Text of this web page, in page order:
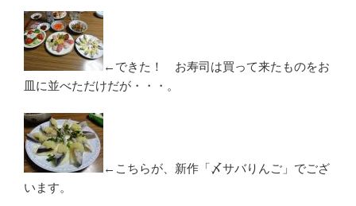
←できた！ お寿司は買って来たものをお
皿に並べただけだが・・・。
←こちらが、新作「〆サバりんご」でござ
います。